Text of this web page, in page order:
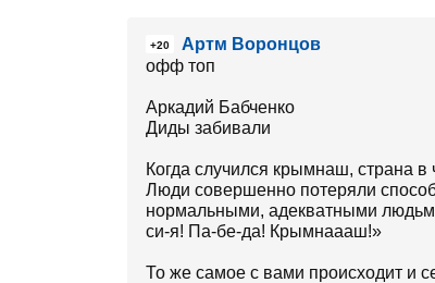
+20
Артм Воронцов
офф топ
Аркадий Бабченко
Диды забивали
Когда случился крымнаш, страна
Люди совершенно потеряли
нормальными, адекватными
си-я! Па-бе-да! Крымнаааш!»
То же самое с вами происходит и